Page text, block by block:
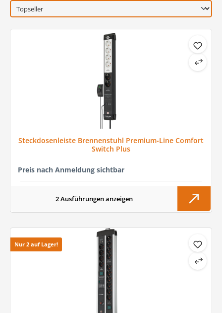
Steckdosenleiste Brennenstuhl Premium-Line Comfort
Switch Plus
Preis nach Anmeldung sichtbar
2 Ausführungen anzeigen
Nur 2 auf Lager!